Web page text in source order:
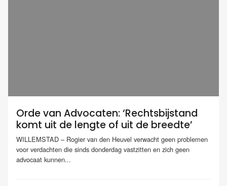
Orde van Advocaten: ‘Rechtsbijstand
komt uit de lengte of uit de breedte’
WILLEMSTAD – Rogier van den Heuvel verwacht geen problemen
voor verdachten die sinds donderdag vastzitten en zich geen
advocaat kunnen...